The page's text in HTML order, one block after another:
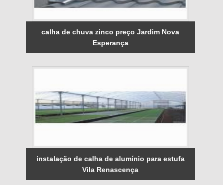
calha de chuva zinco preço Jardim Nova
Esperança
instalação de calha de alumínio para estufa
Vila Renascença